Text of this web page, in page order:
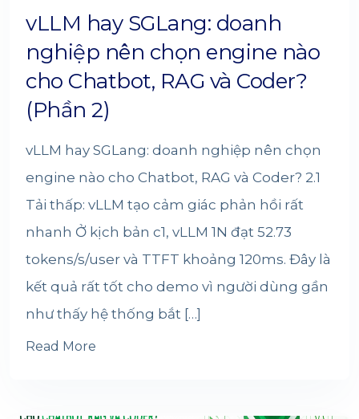
vLLM hay SGLang: doanh
nghiệp nên chọn engine nào
cho Chatbot, RAG và Coder?
(Phần 2)
vLLM hay SGLang: doanh nghiệp nên chọn
engine nào cho Chatbot, RAG và Coder? 2.1
Tải thấp: vLLM tạo cảm giác phản hồi rất
nhanh Ở kịch bản c1, vLLM 1N đạt 52.73
tokens/s/user và TTFT khoảng 120ms. Đây là
kết quả rất tốt cho demo vì người dùng gần
như thấy hệ thống bắt […]
Read More